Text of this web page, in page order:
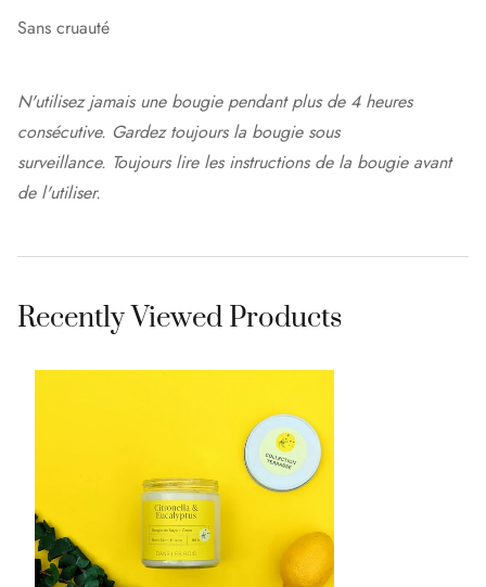
Sans cruauté
N'utilisez jamais une bougie pendant plus de 4 heures
consécutive. Gardez toujours la bougie sous
surveillance. Toujours lire les instructions de la bougie avant
de l'utiliser.
Recently Viewed Products